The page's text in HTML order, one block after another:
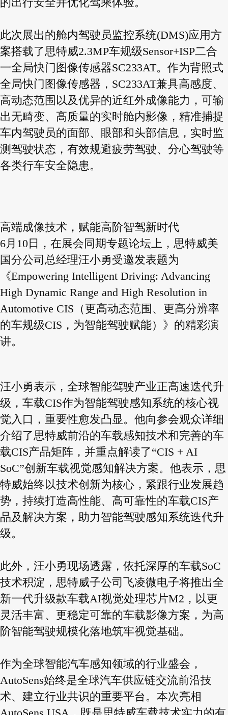
的出行安全并优化驾乘体验。
此次展出的舱内驾驶员监控系统(DMS)应用方
案搭载了思特威2.3MP车规级Sensor+ISP二合
一全局快门图像传感器SC233AT。作为背照式
全局快门图像传感器，SC233AT兼具高感度、
高动态范围以及优异的近红外成像能力，可输
出无畸变、高质量的实时舱内影像，精准捕捉
车内驾驶员的面部、眼部和头部信息，实时监
测驾驶状态，有效规避疲劳驾驶、分心驾驶等
各类行车安全隐患。
高端成像技术，赋能高阶智驾新时代
6月10日，在展会同期专题论坛上，思特威美
国分公司总经理汪小勇受邀发表题为
《Empowering Intelligent Driving: Advancing
High Dynamic Range and High Resolution in
Automotive CIS（更高动态范围、更高分辨率
的车规级CIS，为智能驾驶赋能）》的精彩演
讲。
汪小勇表示，全球智能驾驶产业正高速迭代升
级，车载CIS作为智能驾驶感知系统的核心视
觉入口，重要性愈发凸显。他向参会观众详细
介绍了思特威前沿的车载感知技术和完善的车
载CIS产品矩阵，并重点解读了“CIS + AI
SoC”创新车载视觉感知解决方案。他表示，思
特威始终以技术创新为核心，紧跟行业发展趋
势，持续打造高性能、高可靠性的车载CIS产
品及解决方案，助力智能驾驶感知系统迭代升
级。
此外，汪小勇现场透露，依托深厚的车载SoC
技术积淀，思特威子公司飞凌微电子将推出全
新一代升级款车载AI视觉处理芯片M2，以更
灵活丰富、更稳定可靠的车载影像方案，为高
阶智能驾驶规模化落地筑牢视觉基础。
作为全球智能汽车感知领域的行业盛会，
AutoSens始终是全球汽车供应链交流前沿技
术、建立行业共识的重要平台。本次亮相